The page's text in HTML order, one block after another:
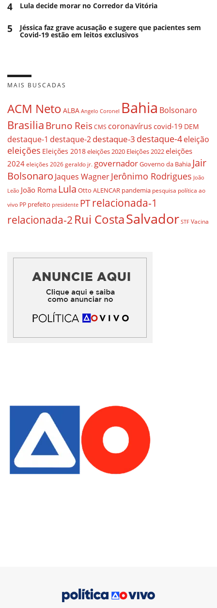
4 Lula decide morar no Corredor da Vitória
5 Jéssica faz grave acusação e sugere que pacientes sem
Covid-19 estão em leitos exclusivos
MAIS BUSCADAS
ACM Neto ALBA Angelo Coronel Bahia Bolsonaro
BrasiliaBruno ReisCMS coronavírus covid-19 DEM
destaque-1 destaque-2destaque-3 destaque-4eleição
eleições Eleições 2018eleições 2020 Eleições 2022eleições
2024 eleições 2026 geraldo jr. governadorGoverno da Bahia Jair
Bolsonaro Jaques WagnerJerônimo Rodrigues João
Leão João Roma Lula Otto ALENCAR pandemia pesquisa política ao
vivo PP prefeito presidente PTrelacionada-1
relacionada-2 Rui CostaSalvador STF Vacina